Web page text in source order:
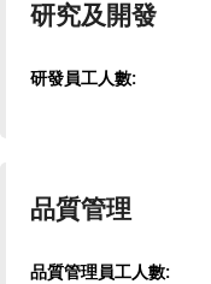
研究及開發
研發員工人數:
品質管理
品質管理員工人數: